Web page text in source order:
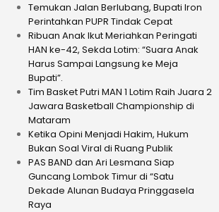
Temukan Jalan Berlubang, Bupati Iron
Perintahkan PUPR Tindak Cepat
Ribuan Anak Ikut Meriahkan Peringati
HAN ke-42, Sekda Lotim: “Suara Anak
Harus Sampai Langsung ke Meja
Bupati”.
Tim Basket Putri MAN 1 Lotim Raih Juara 2
Jawara Basketball Championship di
Mataram
Ketika Opini Menjadi Hakim, Hukum
Bukan Soal Viral di Ruang Publik
PAS BAND dan Ari Lesmana Siap
Guncang Lombok Timur di “Satu
Dekade Alunan Budaya Pringgasela
Raya